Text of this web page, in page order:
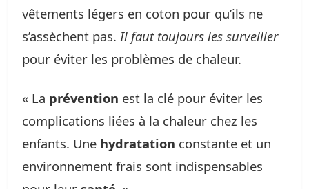
vêtements légers en coton pour qu’ils ne
s’assèchent pas.Il faut toujours les surveiller
pour éviter les problèmes de chaleur.
« La prévention est la clé pour éviter les
complications liées à la chaleur chez les
enfants. Une hydratation constante et un
environnement frais sont indispensables